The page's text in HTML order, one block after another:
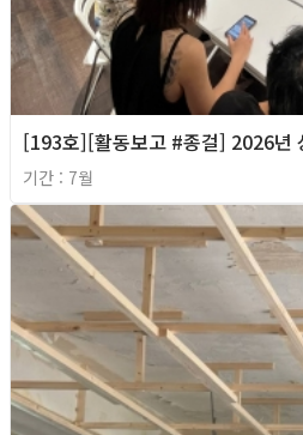
[193호][활동보고 #종걸] 2026년
기간 : 7월